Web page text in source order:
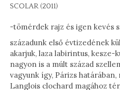
SCOLAR (2011)
-tömérdek rajz és igen kevés
századunk első évtizedének
akarjuk, laza labirintus, kesze-
nagyon is a múlt század
vagyunk így, Párizs
Langlois clochard magához